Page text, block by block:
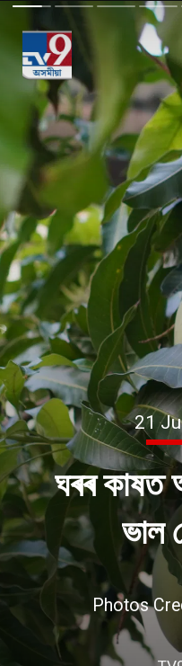
ঘৰৰ কাষত
ভাল
21
Photos